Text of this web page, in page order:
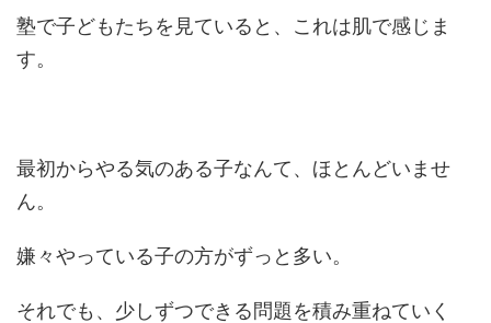
塾で子どもたちを見ていると、これは肌で感じま
す。
最初からやる気のある子なんて、ほとんどいませ
ん。
嫌々やっている子の方がずっと多い。
それでも、少しずつできる問題を積み重ねていく